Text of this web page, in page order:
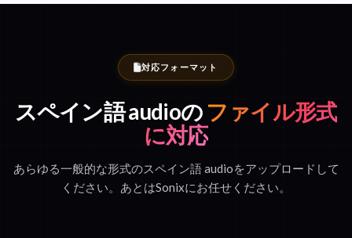
対応フォーマット
スペイン語 audioのファイル形式
に対応
あらゆる一般的な形式のスペイン語 audioをアップロードして
ください。あとはSonixにお任せください。